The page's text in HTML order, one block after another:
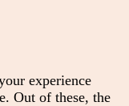
experience
Out of these, the